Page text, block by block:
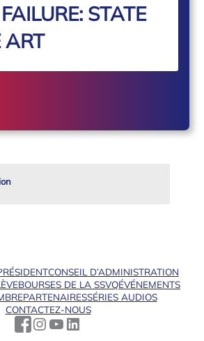
STATE
ART
CONSEIL D’ADMINISTRATION
BOURSES DE LA SSVQÉVÉNEMENTS
PARTENAIRESSÉRIES AUDIOS
CONTACTEZ-NOUS